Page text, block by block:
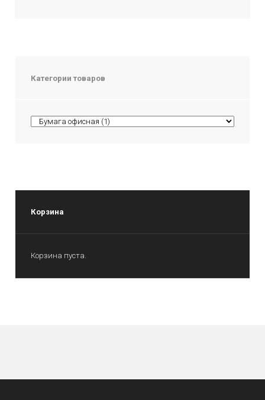
Категории товаров
Корзина
Корзина пуста.